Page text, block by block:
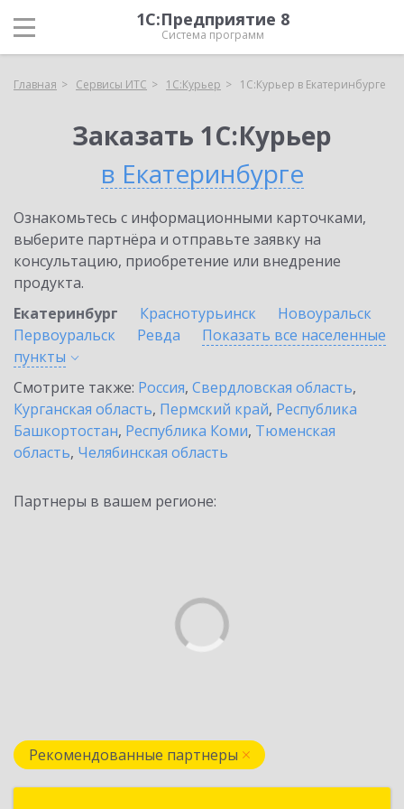
1С:Предприятие 8
Система программ
Главная Сервисы ИТС 1С:Курьер 1С:Курьер в Екатеринбурге
Заказать 1С:Курьер
в Екатеринбурге
Ознакомьтесь с информационными карточками,
выберите партнёра и отправьте заявку на
консультацию, приобретение или внедрение
продукта.
Екатеринбург
Краснотурьинск
Новоуральск
Первоуральск
Ревда
Показать все населенные
пункты
Смотрите также: Россия, Свердловская область,
Курганская область, Пермский край, Республика
Башкортостан, Республика Коми, Тюменская
область, Челябинская область
Партнеры в вашем регионе:
Рекомендованные партнеры